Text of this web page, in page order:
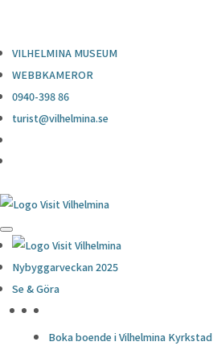
VILHELMINA MUSEUM
WEBBKAMEROR
0940-398 86
turist@vilhelmina.se
Nybyggarveckan 2025
Se & Göra
Boka boende i Vilhelmina Kyrkstad